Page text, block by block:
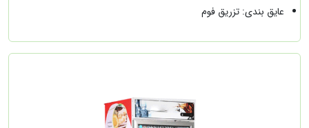
عایق بندی: تزریق فوم